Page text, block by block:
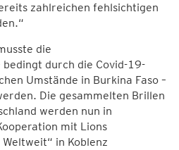
zahlreichen fehlsichtigen
die
durch die Covid-19-
Umstände in Burkina Faso –
Die gesammelten Brillen
werden nun in
mit Lions
in Koblenz